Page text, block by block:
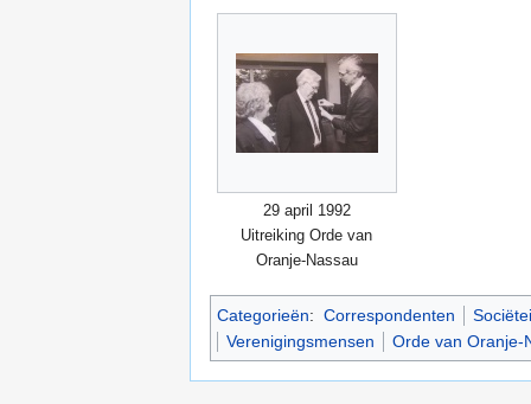
29 april 1992
Uitreiking Orde van
Oranje-Nassau
Categorieën: Correspondenten
Verenigingsmensen
Orde van Oranje-